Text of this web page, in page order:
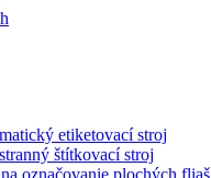
etiketovací stroj
štítkovací stroj
označovanie plochých fliaš